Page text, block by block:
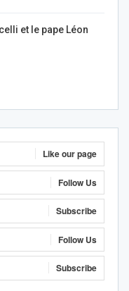
et le pape Léon
Like our page
Follow Us
Subscribe
Follow Us
Subscribe